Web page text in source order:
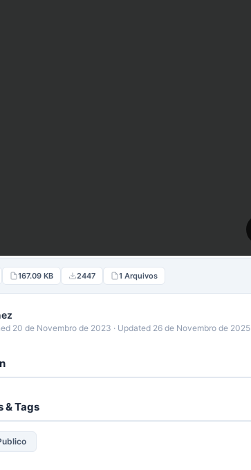
167.09 KB 2447 1 Arquivos
20 de Novembro de 2023 · Updated 26 de Novembro de 2025
& Tags